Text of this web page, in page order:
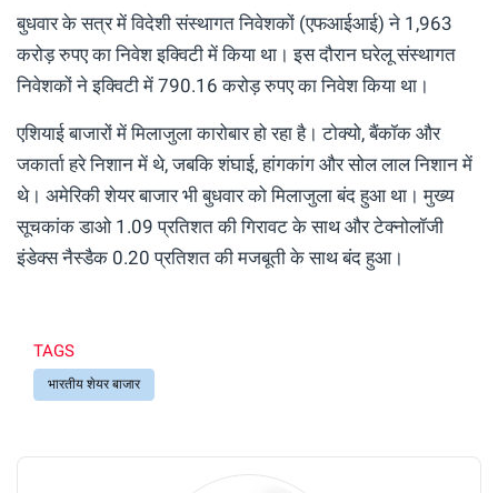
बुधवार के सत्र में विदेशी संस्थागत निवेशकों (एफआईआई) ने 1,963
करोड़ रुपए का निवेश इक्विटी में किया था। इस दौरान घरेलू संस्थागत
निवेशकों ने इक्विटी में 790.16 करोड़ रुपए का निवेश किया था।
एशियाई बाजारों में मिलाजुला कारोबार हो रहा है। टोक्यो, बैंकॉक और
जकार्ता हरे निशान में थे, जबकि शंघाई, हांगकांग और सोल लाल निशान में
थे। अमेरिकी शेयर बाजार भी बुधवार को मिलाजुला बंद हुआ था। मुख्य
सूचकांक डाओ 1.09 प्रतिशत की गिरावट के साथ और टेक्नोलॉजी
इंडेक्स नैस्डैक 0.20 प्रतिशत की मजबूती के साथ बंद हुआ।
TAGS
भारतीय शेयर बाजार